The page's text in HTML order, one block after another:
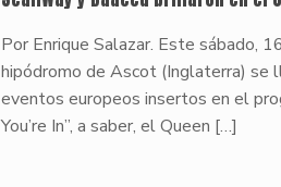
Por Enrique Salazar. Este sábado,
hipódromo de Ascot (Inglaterra) se
eventos europeos insertos en el
You’re In”, a saber, el Queen […]